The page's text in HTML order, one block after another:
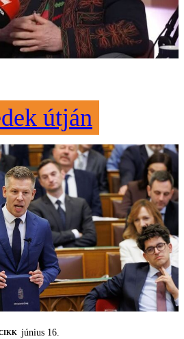
útján
június 16.